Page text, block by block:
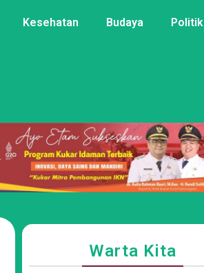
Kesehatan Budaya Politik
Warta Kita